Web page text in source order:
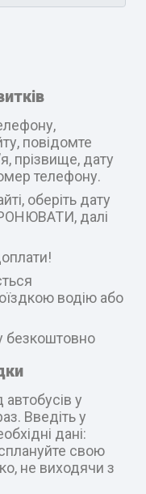
повідомте
прізвище, дату
телефону.
оберіть дату
далі
водію або
безкоштовно
у
Введіть у
дані:
свою
не виходячи з